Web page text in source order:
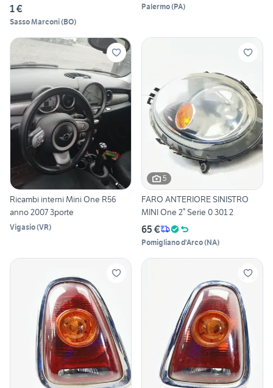
1 €
Sasso Marconi(BO)
Palermo(PA)
Ricambi interni Mini One R56
anno 2007 3porte
Vigasio(VR)
5
FARO ANTERIORE SINISTRO
MINI One 2° Serie 0 301 2
65 €
Pomigliano d'Arco(NA)